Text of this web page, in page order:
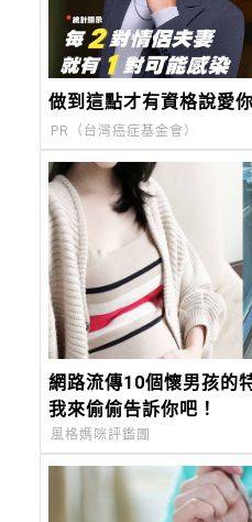
做到這點才有資格說愛你
PR（台灣癌症基金會）
網路流傳10個懷男孩的
我來偷偷告訴你吧！
風格媽咪評鑑團